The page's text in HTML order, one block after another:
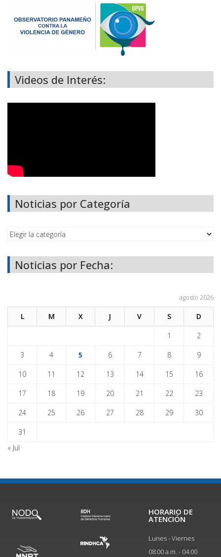
Videos de Interés:
Noticias por Categoría
Noticias por Fecha:
agosto 2026
L M X J V S D
1 2
3 4 5 6 7 8 9
10 11 12 13 14 15 16
17 18 19 20 21 22 23
24 25 26 27 28 29 30
31
« Jul
HORARIO DE
ATENCIÓN
Lunes - Viernes
08:00 a.m. - 04:00